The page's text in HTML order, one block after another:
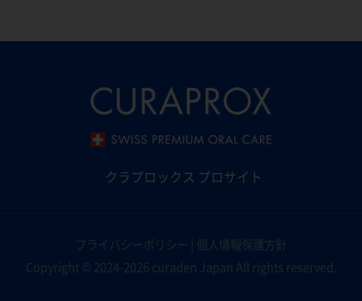
クラプロックス プロサイト
プライバシーポリシー 個人情報保護方針
Copyright © 2024-2026 curaden Japan All rights reserved.